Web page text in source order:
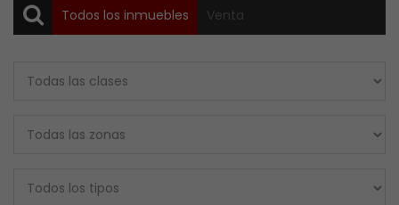
Todos los inmuebles Venta